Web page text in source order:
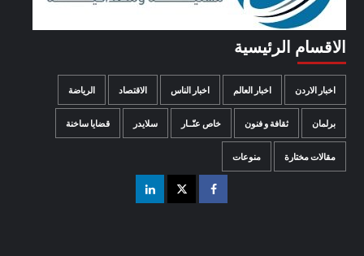
الاقسام الرئيسية
اخبار الاردن اخبار العالم اخبار الناس الاقتصاد الرياضة
برلمان ثقافة و فنون خاص عنّــار سلايدر قضايا ساخنة
مقالات مختارة منوعات